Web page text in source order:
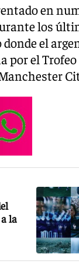
en
los
el
por el
Manchester
la